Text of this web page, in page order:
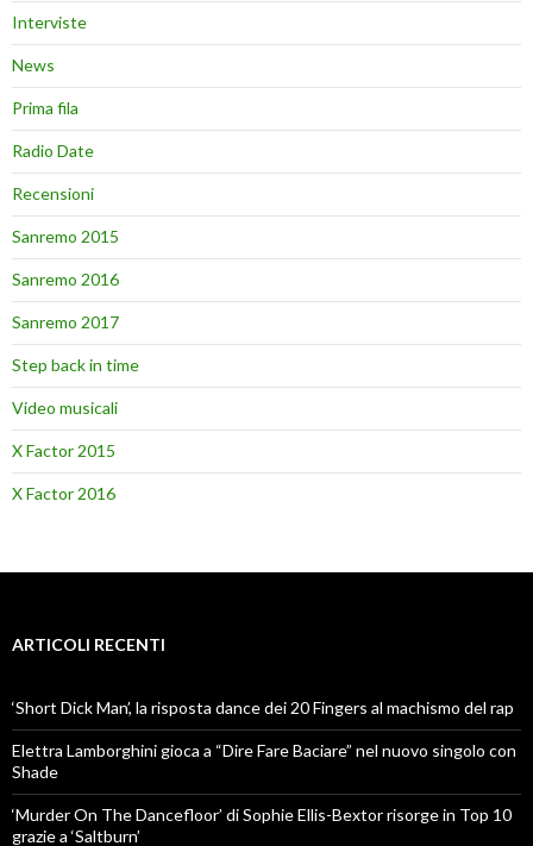
Interviste
News
Prima fila
Radio Date
Recensioni
Sanremo 2015
Sanremo 2016
Sanremo 2017
Step back in time
Video musicali
X Factor 2015
X Factor 2016
ARTICOLI RECENTI
‘Short Dick Man’, la risposta dance dei 20 Fingers al machismo del rap
Elettra Lamborghini gioca a “Dire Fare Baciare” nel nuovo singolo con
Shade
‘Murder On The Dancefloor’ di Sophie Ellis-Bextor risorge in Top 10
grazie a ‘Saltburn’